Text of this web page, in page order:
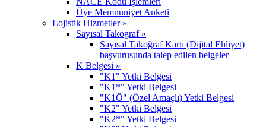
Üye Memnuniyet Anketi
Lojistik Hizmetler »
Sayısal Takograf »
Sayısal Takoğraf Kartı (Dijital Ehliyet)
başvurusunda talep edilen belgeler
K Belgesi »
"K1" Yetki Belgesi
"K1*" Yetki Belgesi
"K1Ö" (Özel Amaçlı) Yetki Belgesi
"K2" Yetki Belgesi
"K2*" Yetki Belgesi